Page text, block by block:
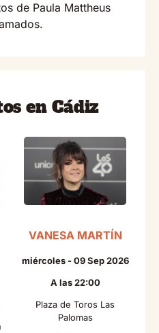
de Paula Mattheus
en Cádiz
VANESA MARTÍN
miércoles - 09 Sep 2026
A las 22:00
Plaza de Toros Las
Palomas